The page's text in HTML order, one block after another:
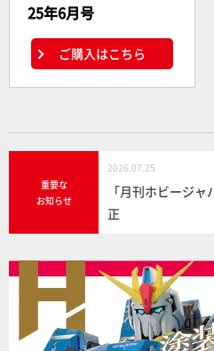
25年6月号
ご購入はこちら
重要な
お知らせ
2026.07.25
「月刊ホビージ
正